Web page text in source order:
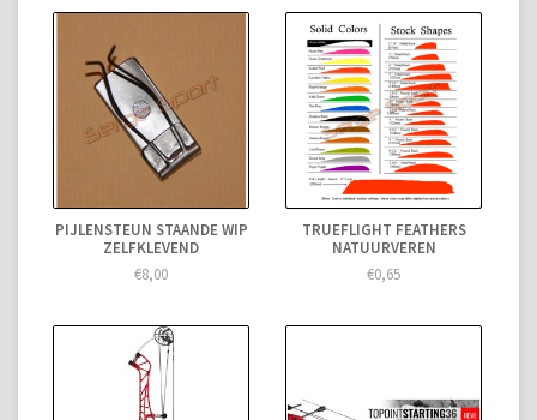
PIJLENSTEUN STAANDE WIP
ZELFKLEVEND
€8,00
TRUEFLIGHT FEATHERS
NATUURVEREN
€0,65